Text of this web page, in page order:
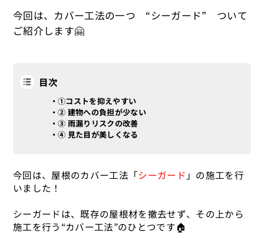
今回は、カバー工法の一つ “シーガード” ついて
ご紹介します🤗
目次
①コストを抑えやすい
② 建物への負担が少ない
③ 雨漏りリスクの改善
④ 見た目が美しくなる
今回は、屋根のカバー工法「シーガード 」の施工を行
いました！
シーガードは、既存の屋根材を撤去せず、その上から
施工を行う“カバー工法”のひとつです🏠